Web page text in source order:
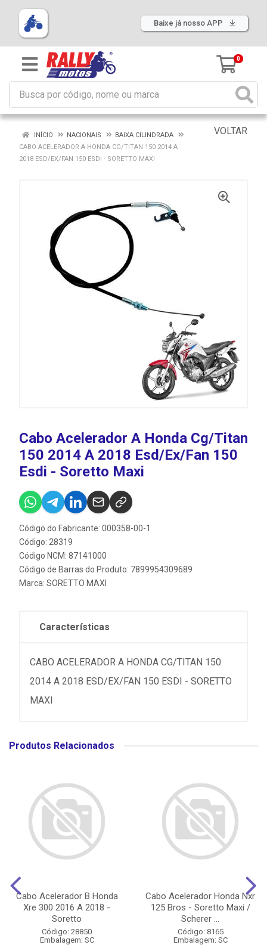
Baixe já nosso APP
0
VOLTAR
INÍCIO NACIONAIS
BAIXA CILINDRADA
CABO ACELERADOR A HONDA CG/TITAN 150 2014 A
2018 ESD/EX/FAN 150 ESDI - SORETTO MAXI
Cabo Acelerador A Honda Cg/Titan
150 2014 A 2018 Esd/Ex/Fan 150
Esdi - Soretto Maxi
Código do Fabricante: 000358-00-1
Código: 28319
Código NCM: 87141000
Código de Barras do Produto: 7899954309689
Marca: SORETTO MAXI
Características
CABO ACELERADOR A HONDA CG/TITAN 150
2014 A 2018 ESD/EX/FAN 150 ESDI - SORETTO
MAXI
Produtos Relacionados
Cabo Acelerador B Honda
Xre 300 2016 A 2018 -
Soretto
Código: 28850
Embalagem: SC
Cabo Acelerador Honda Nxr
125 Bros - Soretto Maxi /
Scherer ...
Código: 8165
Embalagem: SC